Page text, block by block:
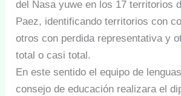
del Nasa yuwe en los 17 territorios
Paez, identificando territorios con
otros con perdida representativa y
total o casi total.
En este sentido el equipo de
consejo de educación realizara el